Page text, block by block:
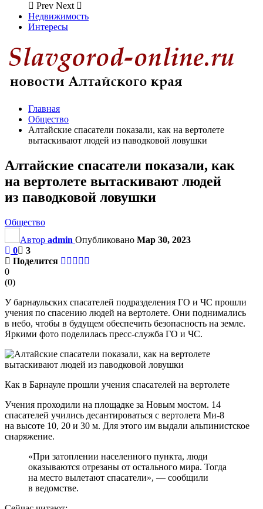
Prev Next
Недвижимость
Интересы
Главная
Общество
Алтайские спасатели показали, как на вертолете
вытаскивают людей из паводковой ловушки
Алтайские спасатели показали, как
на вертолете вытаскивают людей
из паводковой ловушки
Общество
Автор admin Опубликовано Мар 30, 2023
0
3
Поделится
0
(0)
У барнаульских спасателей подразделения ГО и ЧС прошли
учения по спасению людей на вертолете. Они поднимались
в небо, чтобы в будущем обеспечить безопасность на земле.
Яркими фото поделилась пресс-служба ГО и ЧС.
Как в Барнауле прошли учения спасателей на вертолете
Учения проходили на площадке за Новым мостом. 14
спасателей учились десантироваться с вертолета Ми-8
на высоте 10, 20 и 30 м. Для этого им выдали альпинистское
снаряжение.
«При затоплении населенного пункта, люди
оказываются отрезаны от остального мира. Тогда
на место вылетают спасатели», — сообщили
в ведомстве.